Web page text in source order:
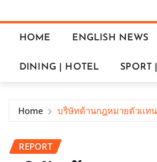
HOME ENGLISH NEWS
DINING | HOTEL SPORT
Home บริษัทด้านกฎหมายตัวเเท
REPORT